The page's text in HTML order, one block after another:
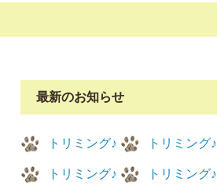
最新のお知らせ
トリミング♪ トリミング♪
トリミング♪ トリミング♪